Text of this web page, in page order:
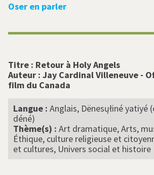
Oser en parler
Titre : Retour à Holy Angels
Auteur : Jay Cardinal Villeneuve -
film du Canada
Langue : Anglais, Dënesųłiné yatiyé
déné)
Thème(s) : Art dramatique, Arts,
Éthique, culture religieuse et
et cultures, Univers social et histoire